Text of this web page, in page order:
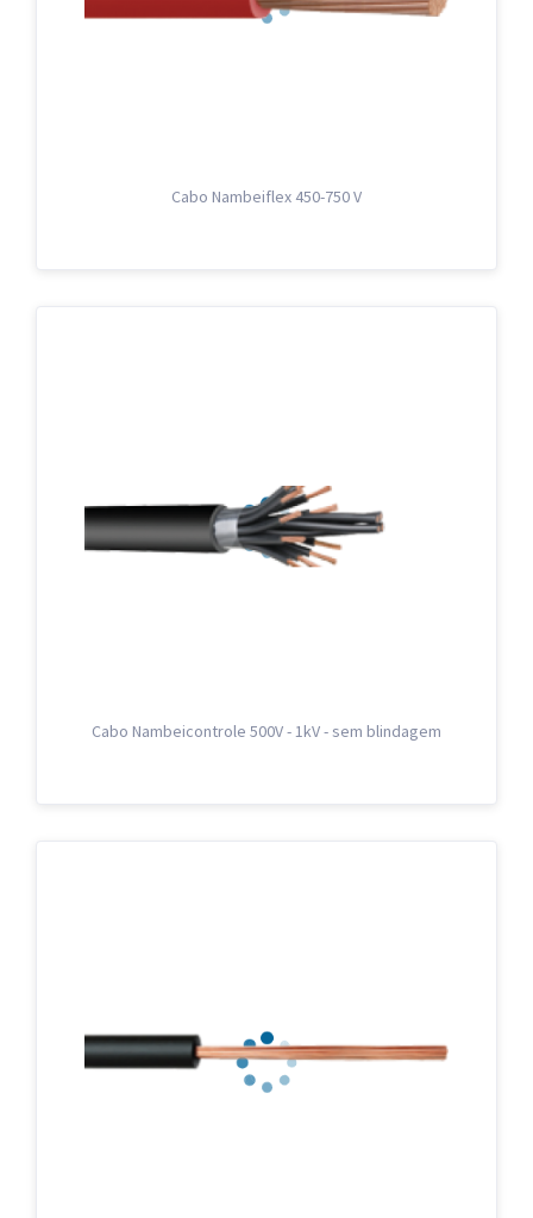
Cabo Nambeiflex 450-750 V
Cabo Nambeicontrole 500V - 1kV - sem blindagem